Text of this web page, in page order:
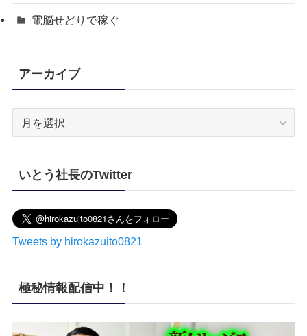
電脳せどりで稼ぐ
アーカイブ
いとう社長のTwitter
Tweets by hirokazuito0821
極秘情報配信中！！